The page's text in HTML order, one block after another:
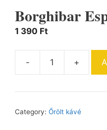
Borghibar
1 390 Ft
-
250
+
Category: Őrölt kávé